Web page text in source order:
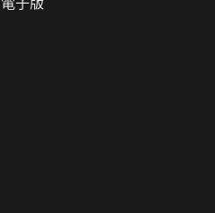
電子版